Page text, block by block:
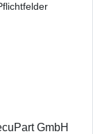
GmbH